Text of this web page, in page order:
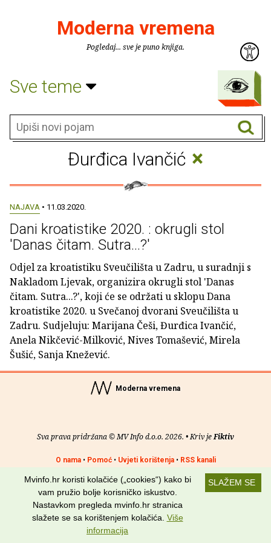
Moderna vremena
Pogledaj... sve je puno knjiga.
Sve teme
Đurđica Ivančić ×
NAJAVA • 11.03.2020.
Dani kroatistike 2020. : okrugli stol
'Danas čitam. Sutra...?'
Odjel za kroatistiku Sveučilišta u Zadru, u suradnji s
Nakladom Ljevak, organizira okrugli stol 'Danas
čitam. Sutra...?', koji će se održati u sklopu Dana
kroatistike 2020. u Svečanoj dvorani Sveučilišta u
Zadru. Sudjeluju: Marijana Češi, Đurđica Ivančić,
Anela Nikčević-Milković, Nives Tomašević, Mirela
Šušić, Sanja Knežević.
Moderna vremena
Sva prava pridržana © MV Info d.o.o. 2026. • Kriv jeFiktiv
O nama• Pomoć• Uvjeti korištenja• RSS kanali
Potraži nas na: SLAŽEM SE
Mvinfo.hr koristi kolačiće („cookies“) kako bi
vam pružio bolje korisničko iskustvo.
Nastavkom pregleda mvinfo.hr stranica
slažete se sa korištenjem kolačića. Više
informacija